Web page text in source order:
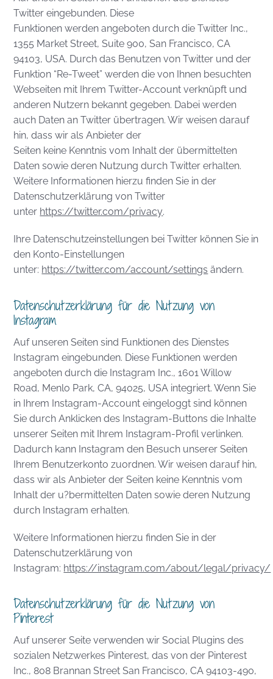
Twitter eingebunden. Diese
Funktionen werden angeboten durch die Twitter Inc.,
1355 Market Street, Suite 900, San Francisco, CA
94103, USA. Durch das Benutzen von Twitter und der
Funktion “Re-Tweet” werden die von Ihnen besuchten
Webseiten mit Ihrem Twitter-Account verknüpft und
anderen Nutzern bekannt gegeben. Dabei werden
auch Daten an Twitter übertragen. Wir weisen darauf
hin, dass wir als Anbieter der
Seiten keine Kenntnis vom Inhalt der übermittelten
Daten sowie deren Nutzung durch Twitter erhalten.
Weitere Informationen hierzu finden Sie in der
Datenschutzerklärung von Twitter
unter https://twitter.com/privacy.
Ihre Datenschutzeinstellungen bei Twitter können Sie in
den Konto-Einstellungen
unter: https://twitter.com/account/settings ändern.
Datenschutzerklärung für die Nutzung von
Instagram
Auf unseren Seiten sind Funktionen des Dienstes
Instagram eingebunden. Diese Funktionen werden
angeboten durch die Instagram Inc., 1601 Willow
Road, Menlo Park, CA, 94025, USA integriert. Wenn Sie
in Ihrem Instagram-Account eingeloggt sind können
Sie durch Anklicken des Instagram-Buttons die Inhalte
unserer Seiten mit Ihrem Instagram-Profil verlinken.
Dadurch kann Instagram den Besuch unserer Seiten
Ihrem Benutzerkonto zuordnen. Wir weisen darauf hin,
dass wir als Anbieter der Seiten keine Kenntnis vom
Inhalt der u?bermittelten Daten sowie deren Nutzung
durch Instagram erhalten.
Weitere Informationen hierzu finden Sie in der
Datenschutzerklärung von
Instagram: https://instagram.com/about/legal/privacy/
Datenschutzerklärung für die Nutzung von
Pinterest
Auf unserer Seite verwenden wir Social Plugins des
sozialen Netzwerkes Pinterest, das von der Pinterest
Inc., 808 Brannan Street San Francisco, CA 94103-490,